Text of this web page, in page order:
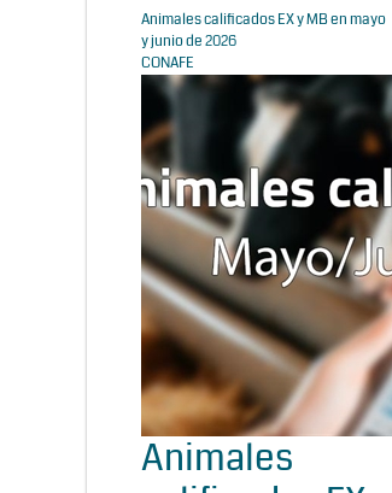
Animales calificados EX y MB en mayo
y junio de 2026
CONAFE
Animales